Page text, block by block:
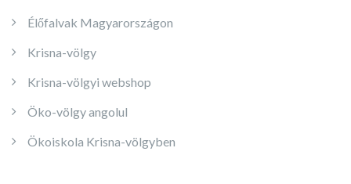
Élőfalvak Magyarországon
Krisna-völgy
Krisna-völgyi webshop
Öko-völgy angolul
Ökoiskola Krisna-völgyben